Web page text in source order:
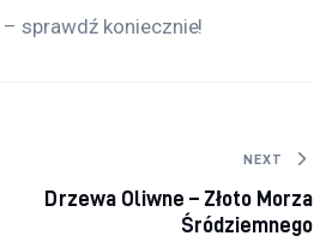
– sprawdź koniecznie!
NEXT
Drzewa Oliwne – Złoto Morza
Śródziemnego